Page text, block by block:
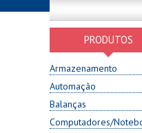
PRODUTOS
Armazenamento
Automação
Balanças
Computadores/